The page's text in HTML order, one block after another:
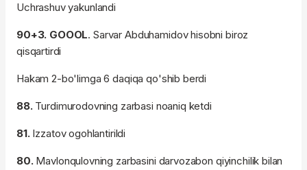
Uchrashuv yakunlandi
90+3. GOOOL. Sarvar Abduhamidov hisobni biroz
qisqartirdi
Hakam 2-bo'limga 6 daqiqa qo'shib berdi
88.Turdimurodovning zarbasi noaniq ketdi
81.Izzatov ogohlantirildi
80. Mavlonqulovning zarbasini darvozabon qiyinchilik bilan